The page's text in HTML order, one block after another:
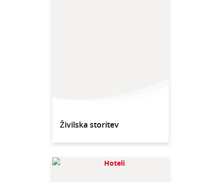
Živilska storitev